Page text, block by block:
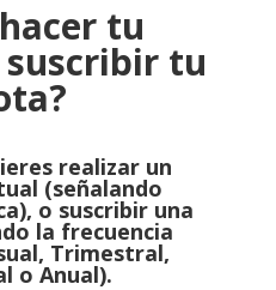
tu
tu
realizar un
(señalando
o suscribir una
la frecuencia
Trimestral,
o Anual).